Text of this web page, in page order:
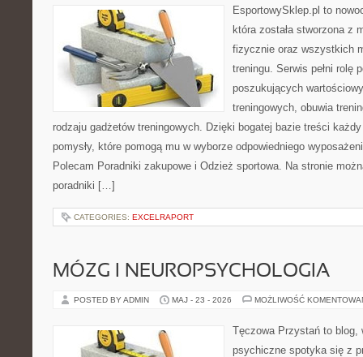
EsportowySklep.pl to
która została stworzona z
fizycznie oraz wszystkich
treningu. Serwis pełni rolę
poszukujących
treningowych, obuwia
rodzaju gadżetów treningowych. Dzięki bogatej bazie treści
pomysły, które pomogą mu w wyborze odpowiedniego
Polecam Poradniki zakupowe i Odzież sportowa. Na stronie
poradniki […]
CATEGORIES: EXCELRAPORT
MÓZG I NEUROPSYCHOLOGIA
POSTED BY ADMIN MAJ - 23 - 2026 MOŻLIWOŚĆ
Tęczowa Przystań to blog,
psychiczne spotyka się z